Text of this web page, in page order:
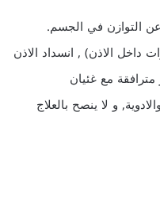
التوازن في الجسم.
الاذن) , انسداد الاذن
مع غئيان
و لا ينصح بالعلاج